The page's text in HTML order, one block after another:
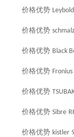
价格优势 Leybold
价格优势
价格优势 Black
价格优势 Fronius
价格优势
价格优势 Sibre
价格优势 kistler